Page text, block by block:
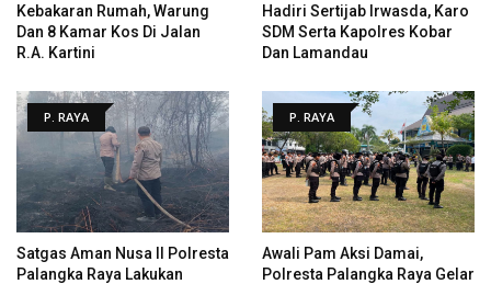
Kebakaran Rumah, Warung
Dan 8 Kamar Kos Di Jalan
R.A. Kartini
Hadiri Sertijab Irwasda, Karo
SDM Serta Kapolres Kobar
Dan Lamandau
P. RAYA
Satgas Aman Nusa II Polresta
Palangka Raya Lakukan
P. RAYA
Awali Pam Aksi Damai,
Polresta Palangka Raya Gelar